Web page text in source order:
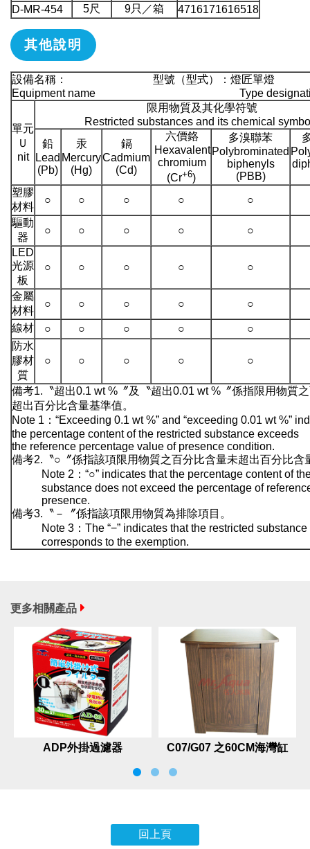
D-MR-454
5尺 9只／箱 4716171616518
其他說明
設備名稱： 型號（型式）：燈匠單燈
Equipment name Type designation
單元
Ｕ
nit
限用物質及其化學符號
Restricted substances and its chemical
鉛
Lead
(Pb)
汞
Mercury
(Hg)
鎘
Cadmium
(Cd)
六價鉻
Hexavalent
chromium
(Cr+6)
多溴聯苯
Polybrominated
biphenyls
(PBB)
塑膠
材料
○ ○ ○ ○
○
驅動
器
○ ○ ○ ○
○
LED
光源
板
○ ○ ○ ○ ○
金屬
材料
○ ○ ○ ○ ○
線材 ○ ○ ○ ○
○
防水
膠材
質
○ ○ ○ ○ ○
備考1.〝超出0.1 wt %〞及〝超出0.01 wt %〞係指限用物質
超出百分比含量基準值。
Note 1：“Exceeding 0.1 wt %” and “exceeding 0.01 wt %”
the percentage content of the restricted substance exceeds
the reference percentage value of presence condition.
備考2.〝○〞係指該項限用物質之百分比含量未超出百分比含
Note 2：“○” indicates that the percentage content of
substance does not exceed the percentage of
presence.
備考3.〝－〞係指該項限用物質為排除項目。
Note 3：The “−” indicates that the restricted substance
corresponds to the exemption.
更多相關產品
ADP外掛過濾器
C07/G07 之60CM海灣缸
回上頁